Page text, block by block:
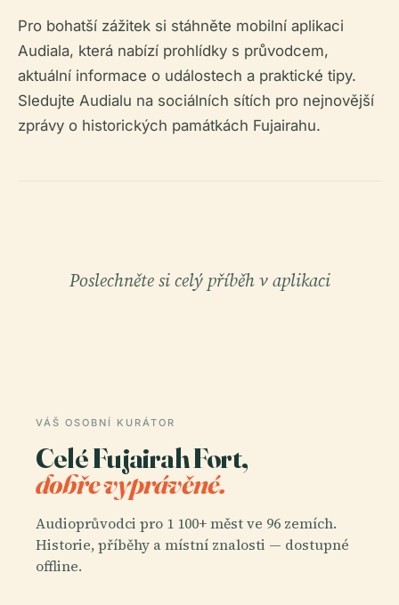
Pro bohatší zážitek si stáhněte mobilní aplikaci
Audiala, která nabízí prohlídky s průvodcem,
aktuální informace o událostech a praktické tipy.
Sledujte Audialu na sociálních sítích pro nejnovější
zprávy o historických památkách Fujairahu.
Poslechněte si celý příběh v aplikaci
VÁŠ OSOBNÍ KURÁTOR
Celé Fujairah Fort,
dobře vyprávěné.
Audioprůvodci pro 1 100+ měst ve 96 zemích.
Historie, příběhy a místní znalosti — dostupné
offline.